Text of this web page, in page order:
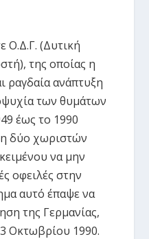
Ο.Δ.Γ. (Δυτική
της οποίας η
ραγδαία ανάπτυξη
των θυμάτων
έως το 1990
δύο χωριστών
να μην
οφειλές στην
αυτό έπαψε να
της Γερμανίας,
Οκτωβρίου 1990.